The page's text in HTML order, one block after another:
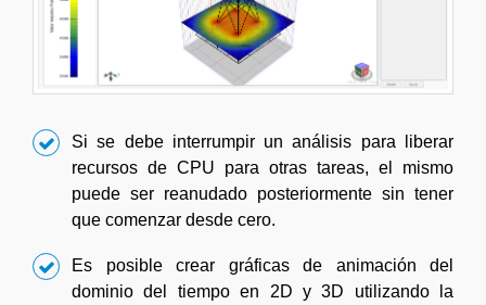
Si se debe interrumpir un análisis para liberar
recursos de CPU para otras tareas, el mismo
puede ser reanudado posteriormente sin tener
que comenzar desde cero.
Es posible crear gráficas de animación del
dominio del tiempo en 2D y 3D utilizando la